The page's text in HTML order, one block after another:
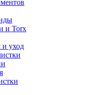
и Torx
уход